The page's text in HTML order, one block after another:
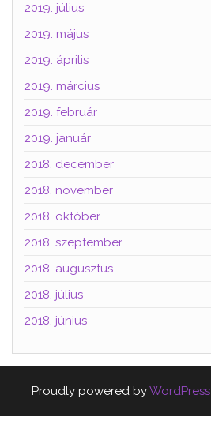
2019. július
2019. május
2019. április
2019. március
2019. február
2019. január
2018. december
2018. november
2018. október
2018. szeptember
2018. augusztus
2018. július
2018. június
Proudly powered byWordPress